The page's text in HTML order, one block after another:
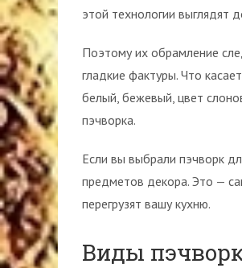
этой технологии выглядят
Поэтому их обрамление
гладкие фактуры. Что
белый, бежевый, цвет
пэчворка.
Если вы выбрали пэчворк
предметов декора. Это —
перегрузят вашу кухню.
Виды